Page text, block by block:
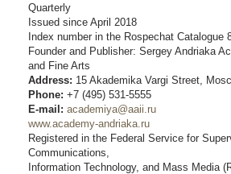
Quarterly
Issued since April 2018
Index number in the Rospechat Catalogue
Founder and Publisher: Sergey Andriaka
and Fine Arts
Address: 15 Akademika Vargi Street,
Phone: +7 (495) 531-5555
E-mail: academiya@aaii.ru
www.academy-andriaka.ru
Registered in the Federal Service for
Communications,
Information Technology, and Mass Media